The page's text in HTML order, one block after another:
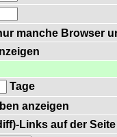
manche Browser
Tage
anzeigen
Links auf der